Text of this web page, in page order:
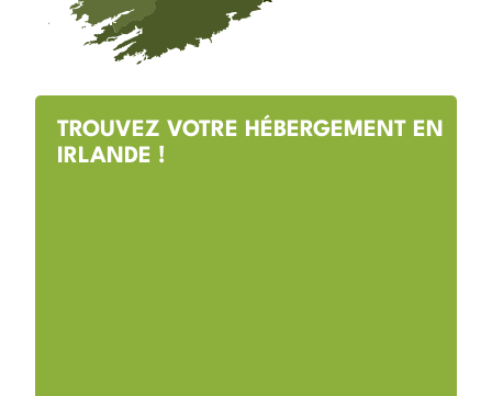
TROUVEZ VOTRE HÉBERGEMENT EN
IRLANDE !